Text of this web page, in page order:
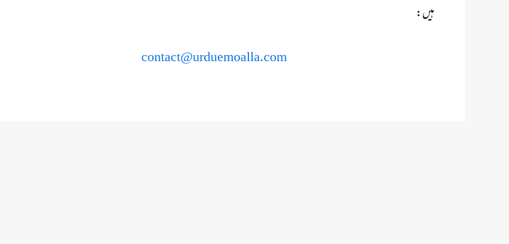
ہیں:
contact@urduemoalla.com